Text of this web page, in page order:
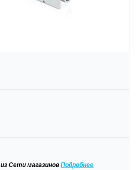
из Сети магазинов Подробнее